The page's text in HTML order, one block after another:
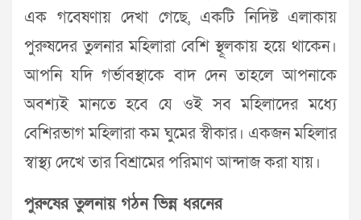
এক গবেষণায় দেখা গেছে, একটি নিদিষ্ট এলাকায়
পুরুষদের তুলনার মহিলারা বেশি স্থূলকায় হয়ে থাকেন।
আপনি যদি গর্ভাবস্থাকে বাদ দেন তাহলে আপনাকে
অবশ্যই মানতে হবে যে ওই সব মহিলাদের মধ্যে
বেশিরভাগ মহিলারা কম ঘুমের স্বীকার। একজন মহিলার
স্বাস্থ্য দেখে তার বিশ্রামের পরিমাণ আন্দাজ করা যায়।
পুরুষের তুলনায় গঠন ভিন্ন ধরনের